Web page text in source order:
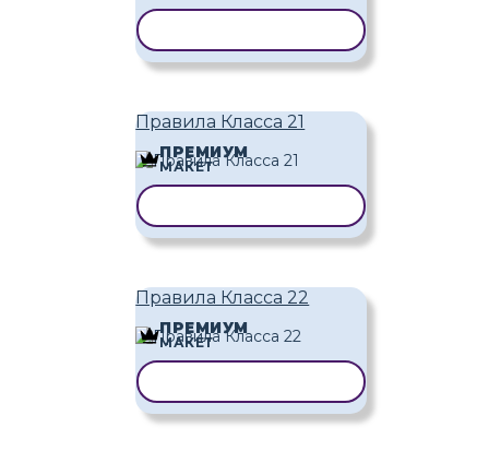
Правила Класса 21
ПРЕМИУМ
МАКЕТ
Правила Класса 22
ПРЕМИУМ
МАКЕТ